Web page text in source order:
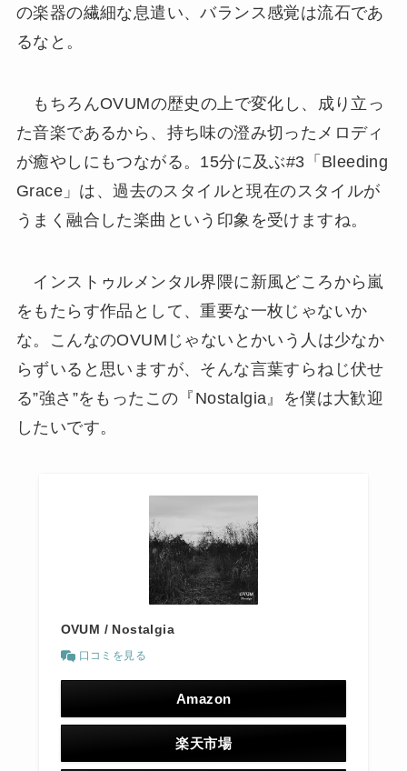
の楽器の繊細な息遣い、バランス感覚は流石であ
るなと。
もちろんOVUMの歴史の上で変化し、成り立っ
た音楽であるから、持ち味の澄み切ったメロディ
が癒やしにもつながる。15分に及ぶ#3「Bleeding
Grace」は、過去のスタイルと現在のスタイルが
うまく融合した楽曲という印象を受けますね。
インストゥルメンタル界隈に新風どころから嵐
をもたらす作品として、重要な一枚じゃないか
な。こんなのOVUMじゃないとかいう人は少なか
らずいると思いますが、そんな言葉すらねじ伏せ
る”強さ”をもったこの『Nostalgia』を僕は大歓迎
したいです。
OVUM / Nostalgia
口コミを見る
Amazon
楽天市場